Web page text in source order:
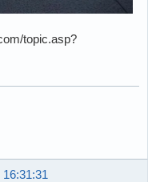
topic.asp?